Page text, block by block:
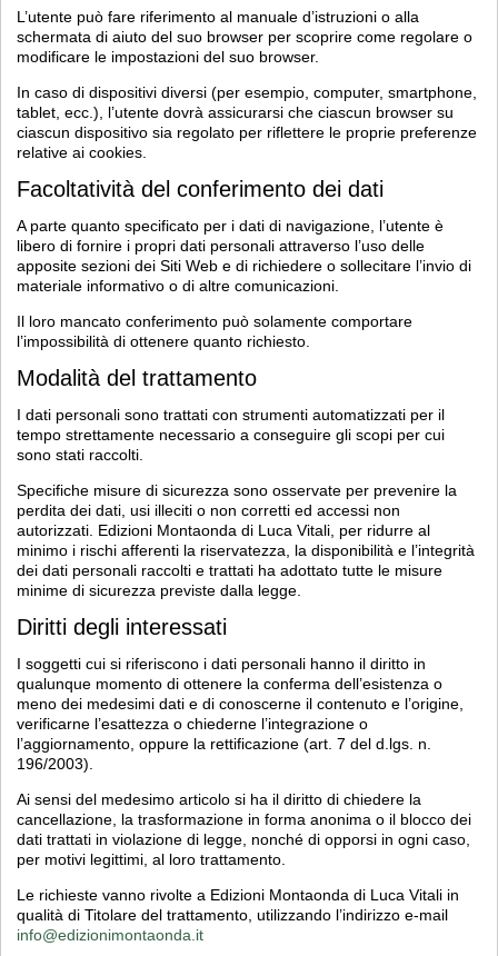
L’utente può fare riferimento al manuale d’istruzioni o alla
schermata di aiuto del suo browser per scoprire come regolare o
modificare le impostazioni del suo browser.
In caso di dispositivi diversi (per esempio, computer, smartphone,
tablet, ecc.), l’utente dovrà assicurarsi che ciascun browser su
ciascun dispositivo sia regolato per riflettere le proprie preferenze
relative ai cookies.
Facoltatività del conferimento dei dati
A parte quanto specificato per i dati di navigazione, l’utente è
libero di fornire i propri dati personali attraverso l’uso delle
apposite sezioni dei Siti Web e di richiedere o sollecitare l’invio di
materiale informativo o di altre comunicazioni.
Il loro mancato conferimento può solamente comportare
l’impossibilità di ottenere quanto richiesto.
Modalità del trattamento
I dati personali sono trattati con strumenti automatizzati per il
tempo strettamente necessario a conseguire gli scopi per cui
sono stati raccolti.
Specifiche misure di sicurezza sono osservate per prevenire la
perdita dei dati, usi illeciti o non corretti ed accessi non
autorizzati. Edizioni Montaonda di Luca Vitali, per ridurre al
minimo i rischi afferenti la riservatezza, la disponibilità e l’integrità
dei dati personali raccolti e trattati ha adottato tutte le misure
minime di sicurezza previste dalla legge.
Diritti degli interessati
I soggetti cui si riferiscono i dati personali hanno il diritto in
qualunque momento di ottenere la conferma dell’esistenza o
meno dei medesimi dati e di conoscerne il contenuto e l’origine,
verificarne l’esattezza o chiederne l’integrazione o
l’aggiornamento, oppure la rettificazione (art. 7 del d.lgs. n.
196/2003).
Ai sensi del medesimo articolo si ha il diritto di chiedere la
cancellazione, la trasformazione in forma anonima o il blocco dei
dati trattati in violazione di legge, nonché di opporsi in ogni caso,
per motivi legittimi, al loro trattamento.
Le richieste vanno rivolte a Edizioni Montaonda di Luca Vitali in
qualità di Titolare del trattamento, utilizzando l’indirizzo e-mail
info@edizionimontaonda.it